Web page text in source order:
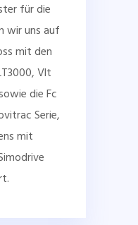
für die
wir uns auf
mit den
Vlt
die Fc
Serie,
mit